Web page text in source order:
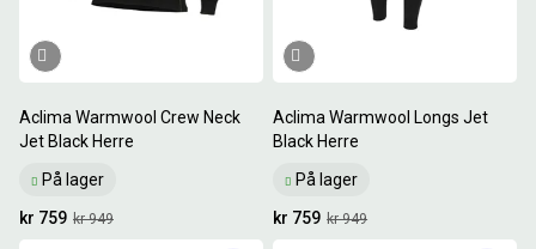
Aclima Warmwool Crew Neck
Jet Black Herre
På lager
kr 949
kr 759
Aclima Warmwool Longs Jet
Black Herre
På lager
kr 949
kr 759